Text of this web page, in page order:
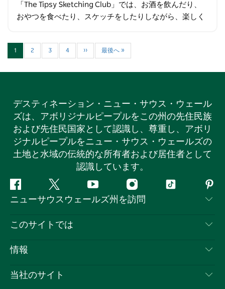
「The Tipsy Sketching Club」では、お酒を飲んだり、
おやつを食べたり、スケッチをしたりしながら、楽しく
1 2 3 4 ›› 最後へ »
デスティネーション・ニュー・サウス・ウェール
ズは、アボリジナルピープルをこの州の先住民族
および先住民国家として認識し、尊重し、アボリ
ジナルピープルをニュー・サウス・ウェールズの
土地と水域の伝統的な所有者および居住者として
認識しています。
フ
ェ
ス
ッ
ツ
イ
タ
ユ
ー
イ
ン
テ
ピ
ン
レ
ト
ニューサウスウェールズ州を訪問
お問い合わせ
クッキーに関する通知
このサイトでは
目的地
情報
旅行情報
当社のサイト